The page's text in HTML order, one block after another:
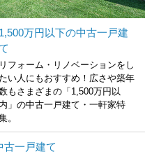
1,500万円以下の中古一戸建
リフォーム・リノベーションをし
たい人にもおすすめ！広さや築年
もさまざまの「1,500万円以
内」の中古一戸建て・一軒家特
。
古一戸建て